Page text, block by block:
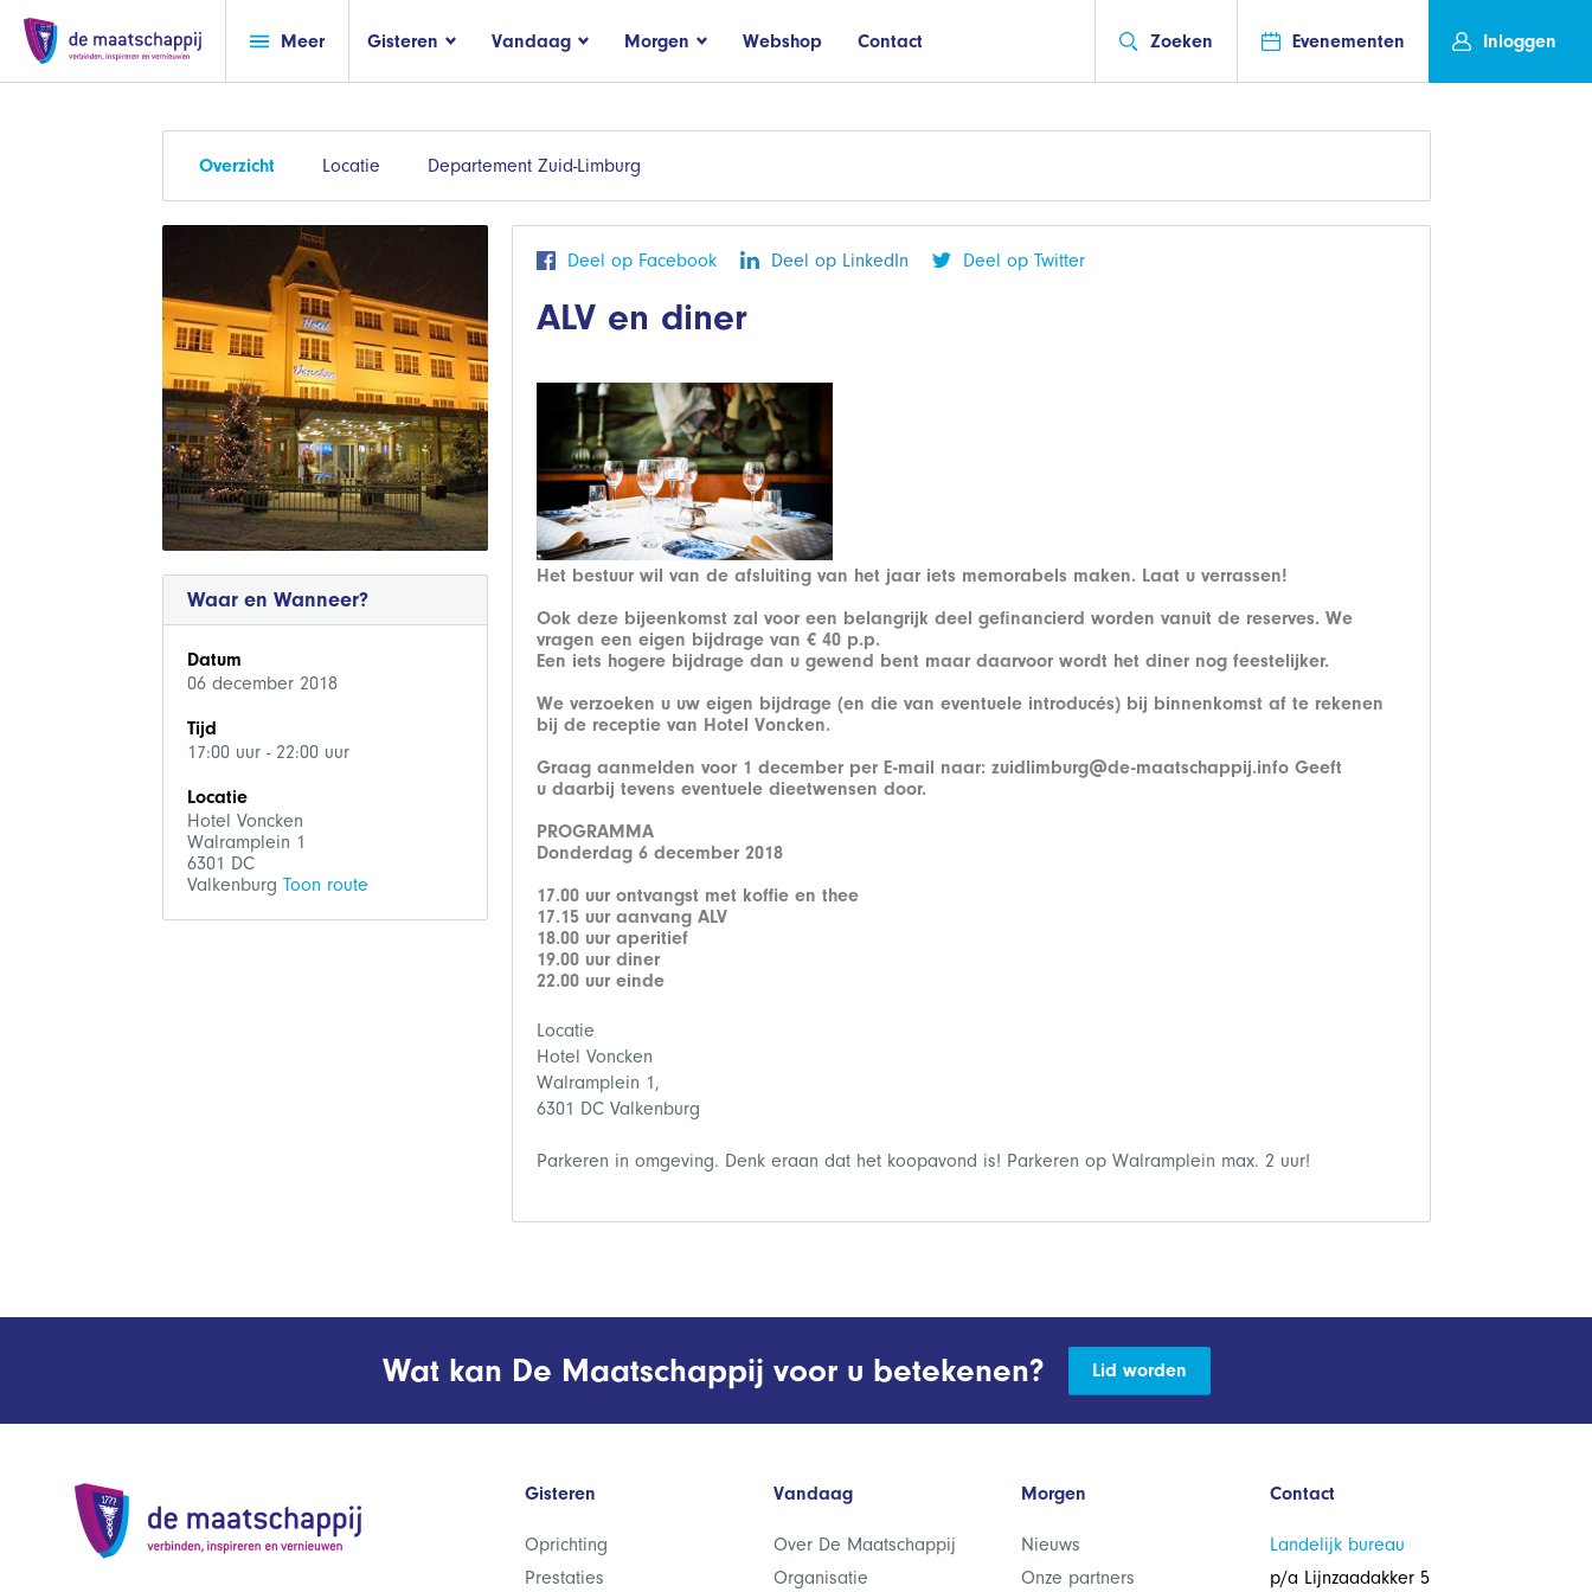
Meer Gisteren Vandaag Morgen Webshop Contact Zoeken Evenementen Inloggen
Overzicht Locatie Departement Zuid-Limburg
Waar en Wanneer?
Datum
06 december 2018
Tijd
17:00 uur - 22:00 uur
Locatie
Hotel Voncken
Walramplein 1
6301 DC
Valkenburg Toon route
Deel op Facebook Deel op LinkedIn Deel op Twitter
ALV en diner
Het bestuur wil van de afsluiting van het jaar iets memorabels maken. Laat u verrassen!
Ook deze bijeenkomst zal voor een belangrijk deel gefinancierd worden vanuit de reserves. We
vragen een eigen bijdrage van € 40 p.p.
Een iets hogere bijdrage dan u gewend bent maar daarvoor wordt het diner nog feestelijker.
We verzoeken u uw eigen bijdrage (en die van eventuele introducés) bij binnenkomst af te rekenen
bij de receptie van Hotel Voncken.
Graag aanmelden voor 1 december per E-mail naar: zuidlimburg@de-maatschappij.infoGeeft
u daarbij tevens eventuele dieetwensen door.
PROGRAMMA
Donderdag 6 december 2018
17.00 uur ontvangst met koffie en thee
17.15 uur aanvang ALV
18.00 uur aperitief
19.00 uur diner
22.00 uur einde
Locatie
Hotel Voncken
Walramplein 1,
6301 DC Valkenburg
Parkeren in omgeving. Denk eraan dat het koopavond is! Parkeren op Walramplein max. 2 uur!
Wat kan De Maatschappij voor u betekenen? Lid worden
Gisteren
Oprichting
Prestaties
Vandaag
Over De Maatschappij
Organisatie
Morgen
Nieuws
Onze partners
Contact
Landelijk bureau
p/a Lijnzaadakker 5